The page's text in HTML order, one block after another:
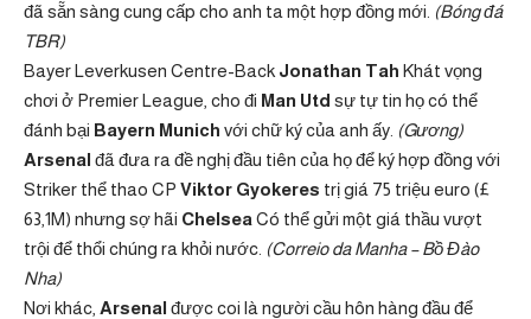
đã sẵn sàng cung cấp cho anh ta một hợp đồng mới. (Bóng đá
TBR)
Bayer Leverkusen Centre-Back Jonathan Tah Khát vọng
chơi ở Premier League, cho đi Man Utd sự tự tin họ có thể
đánh bại Bayern Munich với chữ ký của anh ấy. (Gương)
Arsenal đã đưa ra đề nghị đầu tiên của họ để ký hợp đồng với
Striker thể thao CP Viktor Gyokeres trị giá 75 triệu euro (£
63,1M) nhưng sợ hãi Chelsea Có thể gửi một giá thầu vượt
trội để thổi chúng ra khỏi nước. (Correio da Manha – Bồ Đào
Nha)
Nơi khác, Arsenal được coi là người cầu hôn hàng đầu để